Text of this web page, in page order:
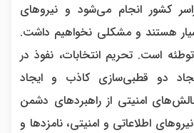
کشور انجام می‌شود و نیروهای
هستند و مشکلی نخواهیم داشت.
است. تحریم انتخابات، نفوذ در
دو قطبی‌سازی کاذب و ایجاد
امنیتی از راهبردهای دشمن
اطلاعاتی و امنیتی، نامزدها و